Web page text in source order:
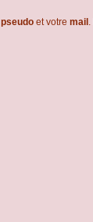
pseudo et votre mail